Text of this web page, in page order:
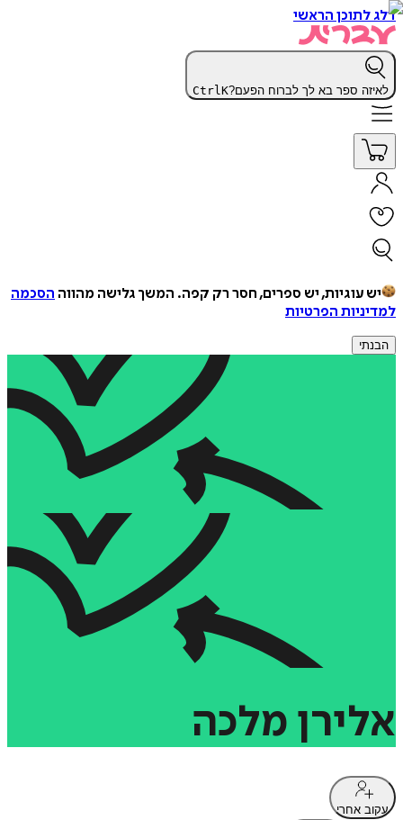
דלג לתוכן הראשי
לאיזה ספר בא לך לברוח הפעם? CtrlK
יש עוגיות, יש ספרים, חסר רק קפה. המשך גלישה מהווה הסכמה
למדיניות הפרטיות
הבנתי
אלירן מלכה
עקוב אחרי